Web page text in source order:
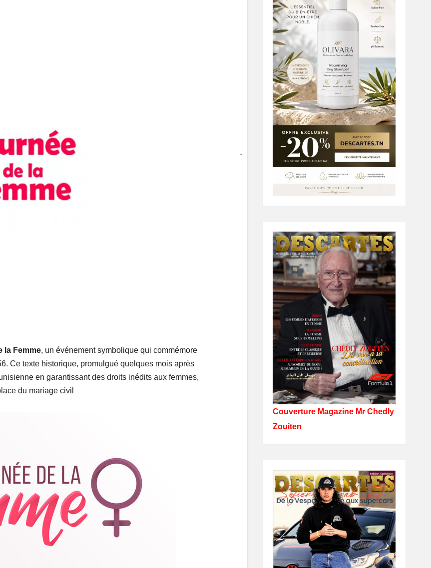
la Femme, un événement symbolique qui commémore
Ce texte historique, promulgué quelques mois après
en garantissant des droits inédits aux femmes,
du mariage civil
Couverture Magazine Mr Chedly
Zouiten